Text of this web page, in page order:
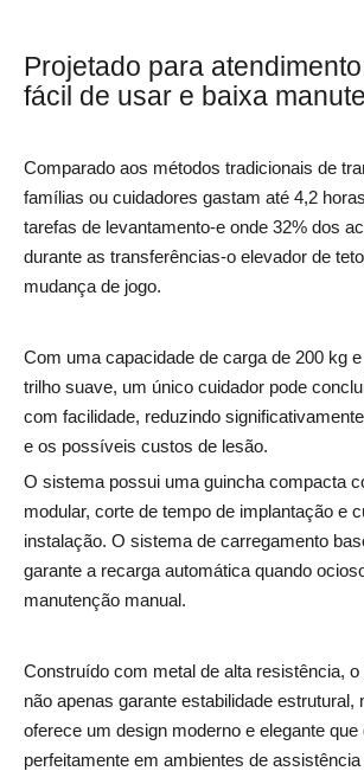
Projetado para
fácil de usar e baixa
Comparado aos métodos tradicionais de
famílias ou cuidadores gastam até 4,2
tarefas de levantamento-e onde 32% dos
durante as transferências-o elevador de
mudança de jogo.
Com uma capacidade de carga de 200 kg
trilho suave, um único cuidador pode
com facilidade, reduzindo
e os possíveis custos de lesão.
O sistema possui uma guincha compacta
modular, corte de tempo de implantação e
instalação. O sistema de carregamento
garante a recarga automática quando
manutenção manual.
Construído com metal de alta resistência,
não apenas garante estabilidade estrutural,
oferece um design moderno e elegante que
perfeitamente em ambientes de